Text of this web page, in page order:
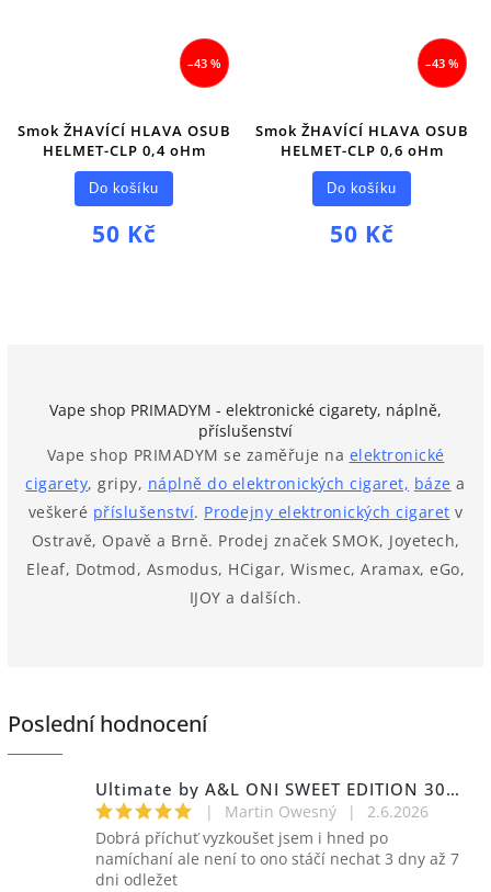
–43 %
Smok ŽHAVÍCÍ HLAVA OSUB
HELMET-CLP 0,4 oHm
50 Kč
Do košíku
–43 %
Smok ŽHAVÍCÍ HLAVA OSUB
HELMET-CLP 0,6 oHm
50 Kč
Do košíku
Vape shop PRIMADYM - elektronické cigarety, náplně,
příslušenství
Vape shop PRIMADYM se zaměřuje na elektronické
cigarety, gripy, náplně do elektronických cigaret, báze a
veškeré příslušenství. Prodejny elektronických cigaret v
Ostravě, Opavě a Brně. Prodej značek SMOK, Joyetech,
Eleaf, Dotmod, Asmodus, HCigar, Wismec, Aramax, eGo,
IJOY a dalších.
Poslední hodnocení
Ultimate by A&L ONI SWEET EDITION 30 ml
| Martin Owesný |
2.6.2026
Dobrá příchuť vyzkoušet jsem i hned po
namíchaní ale není to ono stáčí nechat 3 dny až 7
dni odležet